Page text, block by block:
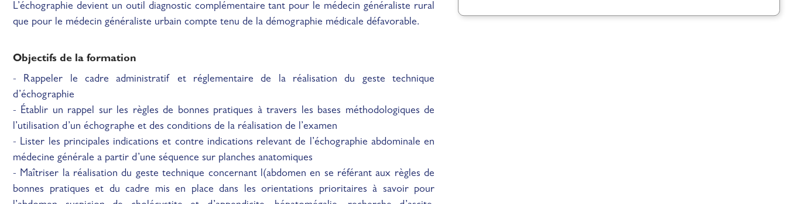
L’échographie devient un outil diagnostic complémentaire tant pour le médecin généraliste rural
que pour le médecin généraliste urbain compte tenu de la démographie médicale défavorable.
Objectifs de la formation
- Rappeler le cadre administratif et réglementaire de la réalisation du geste technique
d’échographie
- Établir un rappel sur les règles de bonnes pratiques à travers les bases méthodologiques de
l’utilisation d’un échographe et des conditions de la réalisation de l’examen
- Lister les principales indications et contre indications relevant de l’échographie abdominale en
médecine générale a partir d’une séquence sur planches anatomiques
- Maîtriser la réalisation du geste technique concernant l(abdomen en se référant aux règles de
bonnes pratiques et du cadre mis en place dans les orientations prioritaires à savoir pour